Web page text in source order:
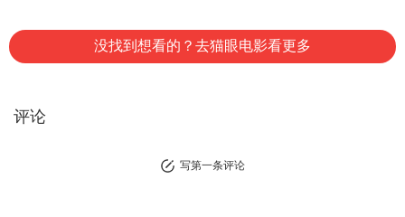
没找到想看的？去猫眼电影看更多
评论
写第一条评论